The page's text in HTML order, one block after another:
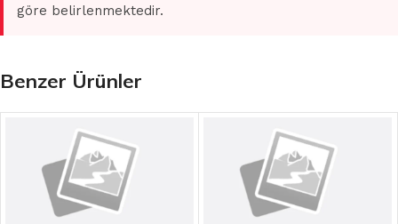
göre belirlenmektedir.
Benzer Ürünler